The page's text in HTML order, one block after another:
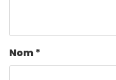
Nom*